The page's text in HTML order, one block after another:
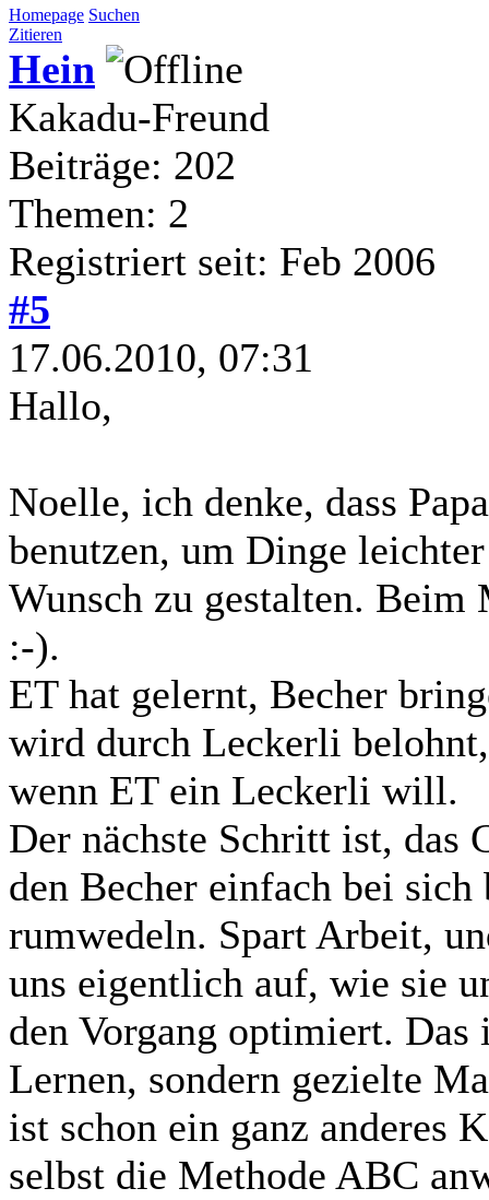
Homepage Suchen
Zitieren
Hein
Kakadu-Freund
Beiträge: 202
Themen: 2
Registriert seit: Feb 2006
#5
17.06.2010, 07:31
Hallo,
Noelle, ich denke, dass
benutzen, um Dinge
Wunsch zu gestalten.
:-).
ET hat gelernt, Becher
wird durch Leckerli
wenn ET ein Leckerli will.
Der nächste Schritt ist, das
den Becher einfach bei
rumwedeln. Spart Arbeit,
uns eigentlich auf, wie sie
den Vorgang optimiert.
Lernen, sondern gezielte
ist schon ein ganz anderes
selbst die Methode ABC